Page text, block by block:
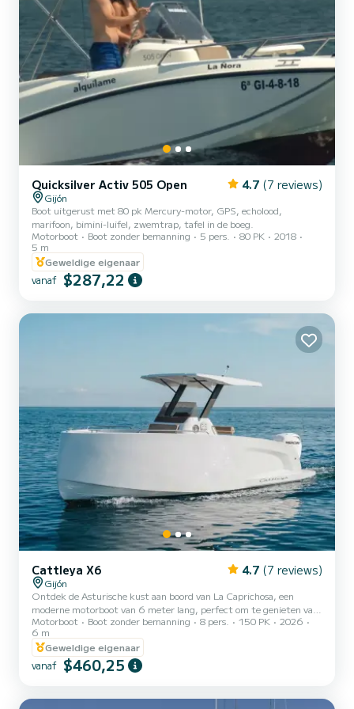
Quicksilver Activ 505 Open 4.7 (7 reviews)
Gijón
Boot uitgerust met 80 pk Mercury-motor, GPS, echolood,
marifoon, bimini-luifel, zwemtrap, tafel in de boeg.
Motorboot
Boot zonder bemanning 5 pers. 80 PK
2018
5 m
Geweldige eigenaar
vanaf $287,22
Cattleya X6 4.7 (7 reviews)
Gijón
Ontdek de Asturische kust aan boord van La Caprichosa, een
moderne motorboot van 6 meter lang, perfect om te genieten van
de Cantabrische Zee vanuit de jachthaven van Gijón. Haar
comfortabele en functionele design maakt haar ideaal voor een
dagje uit met vrienden, familie of als stel. Met plaats voor
maximaal 8 personen biedt ze ruime ruimtes om te ontspannen,
van de zon te genieten of een duik in zee te nemen. Uitgerust met:
hardtop dak...
Motorboot Boot zonder bemanning 8 pers. 150 PK
2026
6 m
Geweldige eigenaar
vanaf $460,25